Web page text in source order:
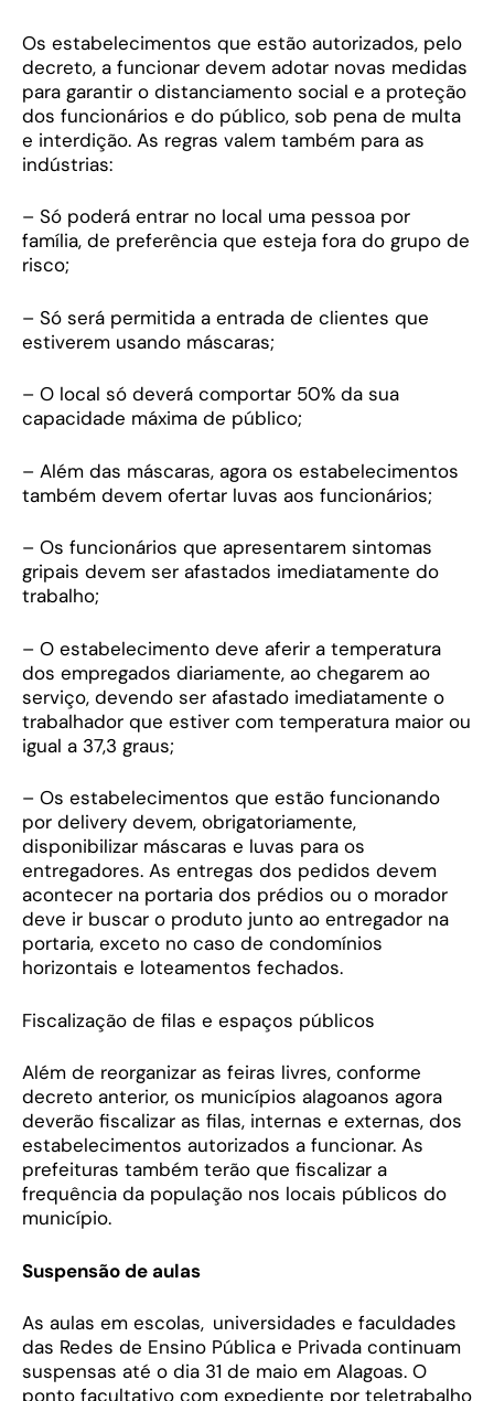
Os estabelecimentos que estão autorizados, pelo
decreto, a funcionar devem adotar novas medidas
para garantir o distanciamento social e a proteção
dos funcionários e do público, sob pena de multa
e interdição. As regras valem também para as
indústrias:
– Só poderá entrar no local uma pessoa por
família, de preferência que esteja fora do grupo de
risco;
– Só será permitida a entrada de clientes que
estiverem usando máscaras;
– O local só deverá comportar 50% da sua
capacidade máxima de público;
– Além das máscaras, agora os estabelecimentos
também devem ofertar luvas aos funcionários;
– Os funcionários que apresentarem sintomas
gripais devem ser afastados imediatamente do
trabalho;
– O estabelecimento deve aferir a temperatura
dos empregados diariamente, ao chegarem ao
serviço, devendo ser afastado imediatamente o
trabalhador que estiver com temperatura maior ou
igual a 37,3 graus;
– Os estabelecimentos que estão funcionando
por delivery devem, obrigatoriamente,
disponibilizar máscaras e luvas para os
entregadores. As entregas dos pedidos devem
acontecer na portaria dos prédios ou o morador
deve ir buscar o produto junto ao entregador na
portaria, exceto no caso de condomínios
horizontais e loteamentos fechados.
Fiscalização de filas e espaços públicos
Além de reorganizar as feiras livres, conforme
decreto anterior, os municípios alagoanos agora
deverão fiscalizar as filas, internas e externas, dos
estabelecimentos autorizados a funcionar. As
prefeituras também terão que fiscalizar a
frequência da população nos locais públicos do
município.
Suspensão de aulas
As aulas em escolas, universidades e faculdades
das Redes de Ensino Pública e Privada continuam
suspensas até o dia 31 de maio em Alagoas. O
ponto facultativo com expediente por teletrabalho